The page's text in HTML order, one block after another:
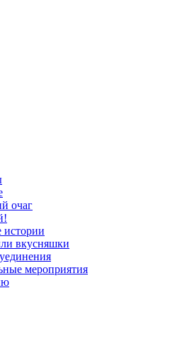
очаг
вкусняшки
мероприятия